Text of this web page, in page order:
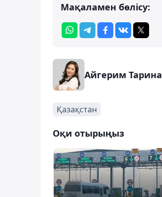
Мақаламен бөлісу:
Айгерим Тарина
Қазақстан
Оқи отырыңыз